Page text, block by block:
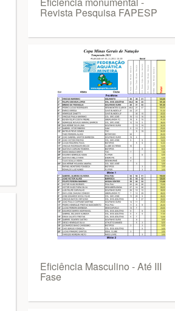
Revista Pesquisa FAPESP
Eficiência Masculino - Até III
Fase